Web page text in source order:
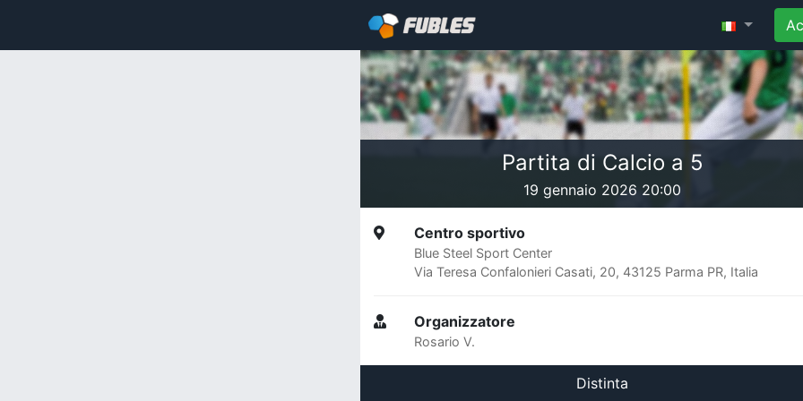
Partita di Calcio a 5
19 gennaio 2026 20:00
Centro sportivo
Blue Steel Sport Center
Via Teresa Confalonieri Casati, 20, 43125 Parma PR, Italia
Organizzatore
Rosario V.
Distinta